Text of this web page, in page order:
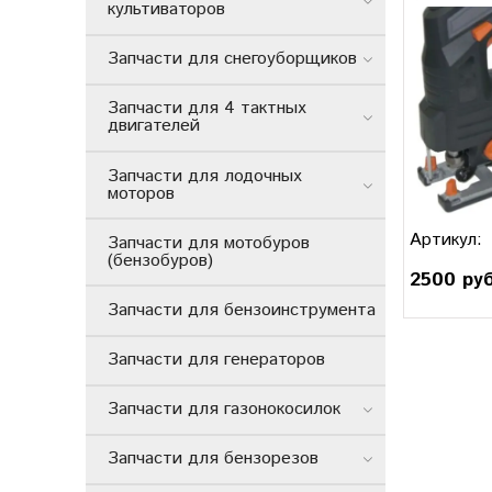
Артикул:
2500
культиваторов
Запчасти для снегоуборщиков
Запчасти для 4 тактных
двигателей
Запчасти для лодочных
моторов
Запчасти для мотобуров
(бензобуров)
Запчасти для бензоинструмента
Запчасти для генераторов
Запчасти для газонокосилок
Запчасти для бензорезов